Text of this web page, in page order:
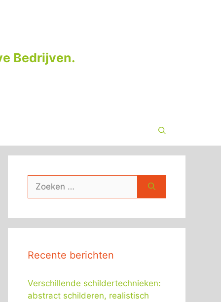
Bedrijven.
naar:
Recente berichten
Verschillende schildertechnieken:
abstract schilderen, realistisch